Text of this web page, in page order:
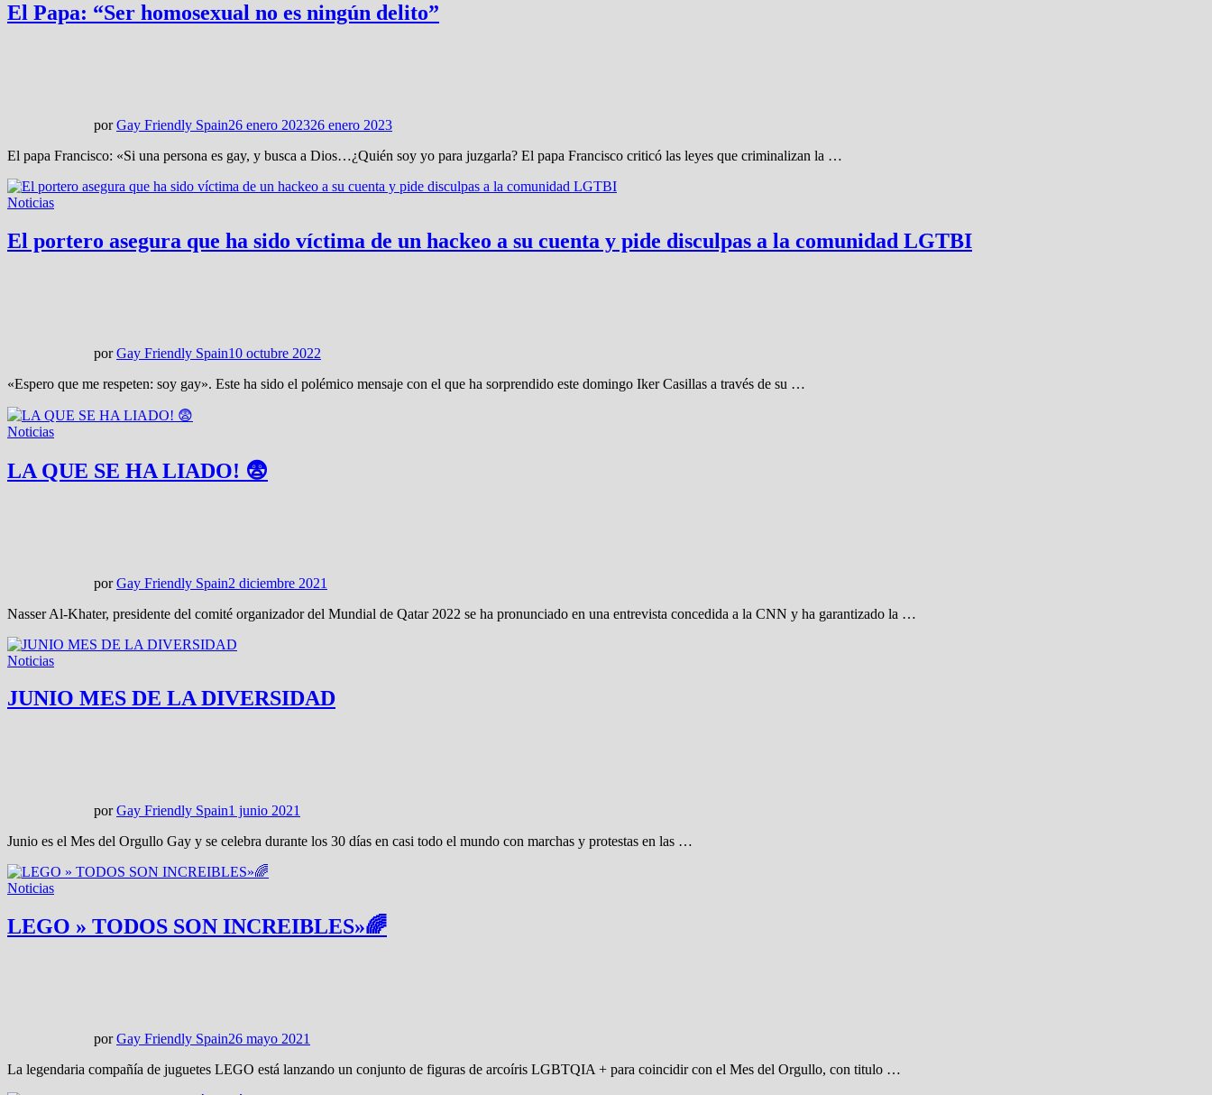
El Papa: “Ser homosexual no es ningún delito”
porGay Friendly Spain26 enero 202326 enero 2023
El papa Francisco: «Si una persona es gay, y busca a Dios…¿Quién soy yo para juzgarla? El papa Francisco criticó las leyes que criminalizan la …
Noticias
El portero asegura que ha sido víctima de un hackeo a su cuenta y pide disculpas a la comunidad LGTBI
porGay Friendly Spain10 octubre 2022
«Espero que me respeten: soy gay». Este ha sido el polémico mensaje con el que ha sorprendido este domingo Iker Casillas a través de su …
Noticias
LA QUE SE HA LIADO! 😨
porGay Friendly Spain2 diciembre 2021
Nasser Al-Khater, presidente del comité organizador del Mundial de Qatar 2022 se ha pronunciado en una entrevista concedida a la CNN y ha garantizado la …
Noticias
JUNIO MES DE LA DIVERSIDAD
porGay Friendly Spain1 junio 2021
Junio es el Mes del Orgullo Gay y se celebra durante los 30 días en casi todo el mundo con marchas y protestas en las …
Noticias
LEGO » TODOS SON INCREIBLES»🌈
porGay Friendly Spain26 mayo 2021
La legendaria compañía de juguetes LEGO está lanzando un conjunto de figuras de arcoíris LGBTQIA + para coincidir con el Mes del Orgullo, con titulo …